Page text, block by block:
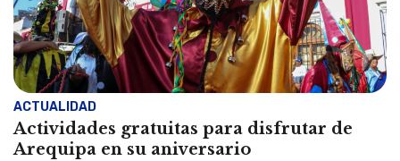
ACTUALIDAD
Actividades gratuitas para disfrutar de
Arequipa en su aniversario